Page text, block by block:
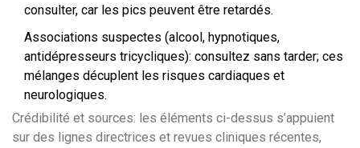
consulter, car les pics peuvent être retardés.
Associations suspectes (alcool, hypnotiques,
antidépresseurs tricycliques): consultez sans tarder; ces
mélanges décuplent les risques cardiaques et
neurologiques.
Crédibilité et sources: les éléments ci-dessus s’appuient
sur des lignes directrices et revues cliniques récentes,